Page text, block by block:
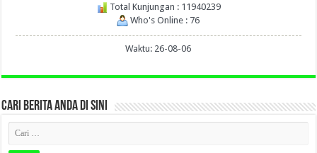
Total Kunjungan : 11940239
Who's Online : 76
Waktu: 26-08-06
CARI BERITA ANDA DI SINI